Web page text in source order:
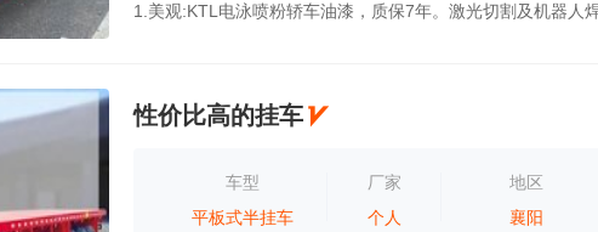
性价比高的挂车
车型
平板式半挂车
厂家
个人
地区
襄阳